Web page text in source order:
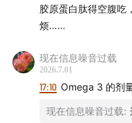
说给你听。
个想长期保持运动能力
你会听到：
胶原蛋白肽得空腹吃
烦……
现在信息噪音过载
2026.7.01
17:10 Omega 3 的剂
现在信息噪音过载: